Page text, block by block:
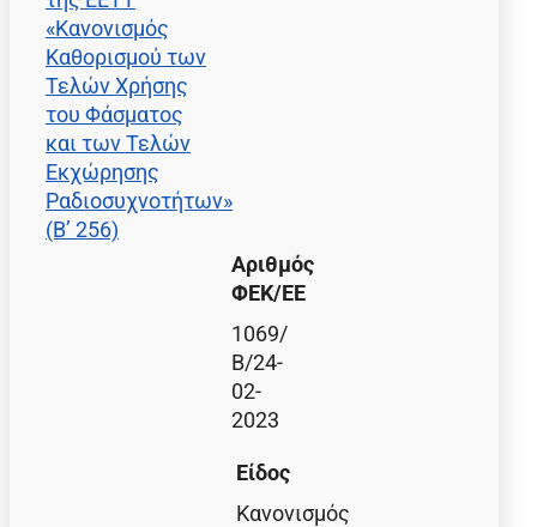
«Κανονισμός
Καθορισμού των
Τελών Χρήσης
του Φάσματος
και των Τελών
Εκχώρησης
Ραδιοσυχνοτήτων»
(Β’ 256)
Αριθμός
ΦΕΚ/EE
1069/
Β/24-
02-
2023
Είδος
Κανονισμός